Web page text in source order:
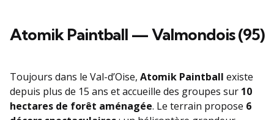
Atomik Paintball — Valmondois (95)
Toujours dans le Val-d’Oise, Atomik Paintball existe
depuis plus de 15 ans et accueille des groupes sur 10
hectares de forêt aménagée. Le terrain propose 6